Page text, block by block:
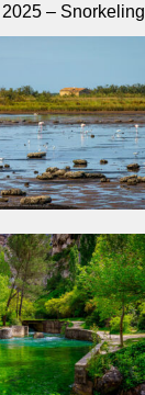
– Snorkeling